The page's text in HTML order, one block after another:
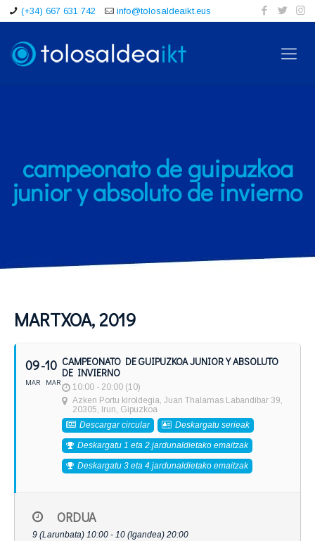
(+34) 667 631 742 info@tolosaldeaikt.eus
campeonato de guipuzkoa
junior y absoluto de invierno
MARTXOA, 2019
09
MAR
- 10
MAR
CAMPEONATO DE GUIPUZKOA JUNIOR Y ABSOLUTO
DE INVIERNO
10:00 - 20:00 (10)
Azken Portu kiroldegia, Juan Thalamas Labandibar 39,
20305, Irun, Gipuzkoa
Descargar circular
Deskargatu serieak
Deskargatu 1 eta 2.jardunaldietako emaitzak
Deskargatu 3 eta 4.jardunaldietako emaitzak
ORDUA
9 (Larunbata) 10:00 - 10 (Igandea) 20:00